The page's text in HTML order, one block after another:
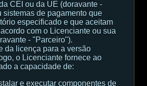
CEI ou da UE (doravante -
sistemas de pagamento que
especificado e que aceitam
com o Licenciante ou sua
- "Parceiro").
da licença para a versão
o Licenciante fornece ao
a capacidade de:
e executar componentes de